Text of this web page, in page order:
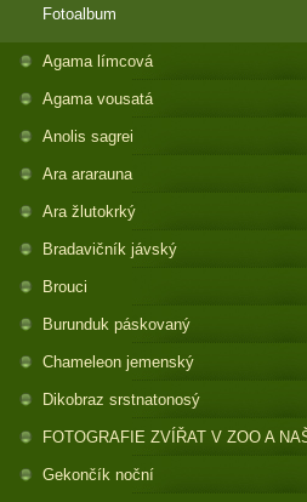
Fotoalbum
Agama límcová
Agama vousatá
Anolis sagrei
Ara ararauna
Ara žlutokrký
Bradavičník jávský
Brouci
Burunduk páskovaný
Chameleon jemenský
Dikobraz srstnatonosý
FOTOGRAFIE ZVÍŘAT V ZOO A
Gekončík noční